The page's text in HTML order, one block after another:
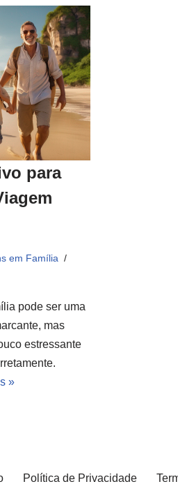
para
em Família
pode ser uma
mas
estressante
»
Política de Privacidade